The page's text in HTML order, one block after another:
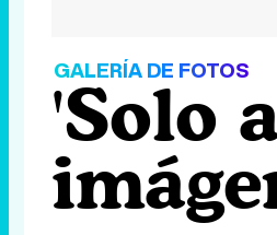
GALERÍA DE FOTOS
'Solo